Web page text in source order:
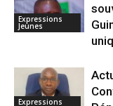
Expressions
Jeunes
Expressions